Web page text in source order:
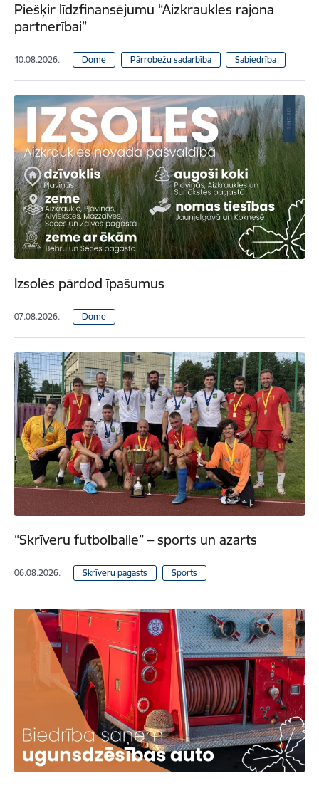
Piešķir līdzfinansējumu “Aizkraukles rajona
partnerībai”
10.08.2026. Dome Pārrobežu sadarbība Sabiedrība
Izsolēs pārdod īpašumus
07.08.2026. Dome
“Skrīveru futbolballe” – sports un azarts
06.08.2026. Skrīveru pagasts Sports